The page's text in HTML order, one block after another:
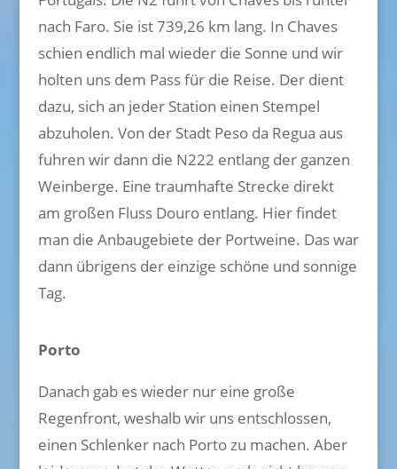
nach Faro. Sie ist 739,26 km lang. In Chaves
schien endlich mal wieder die Sonne und wir
holten uns dem Pass für die Reise. Der dient
dazu, sich an jeder Station einen Stempel
abzuholen. Von der Stadt Peso da Regua aus
fuhren wir dann die N222 entlang der ganzen
Weinberge. Eine traumhafte Strecke direkt
am großen Fluss Douro entlang. Hier findet
man die Anbaugebiete der Portweine. Das war
dann übrigens der einzige schöne und sonnige
Tag.
Porto
Danach gab es wieder nur eine große
Regenfront, weshalb wir uns entschlossen,
einen Schlenker nach Porto zu machen. Aber